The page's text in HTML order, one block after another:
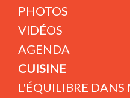
PHOTOS
VIDÉOS
AGENDA
CUISINE
L'ÉQUILIBRE DANS